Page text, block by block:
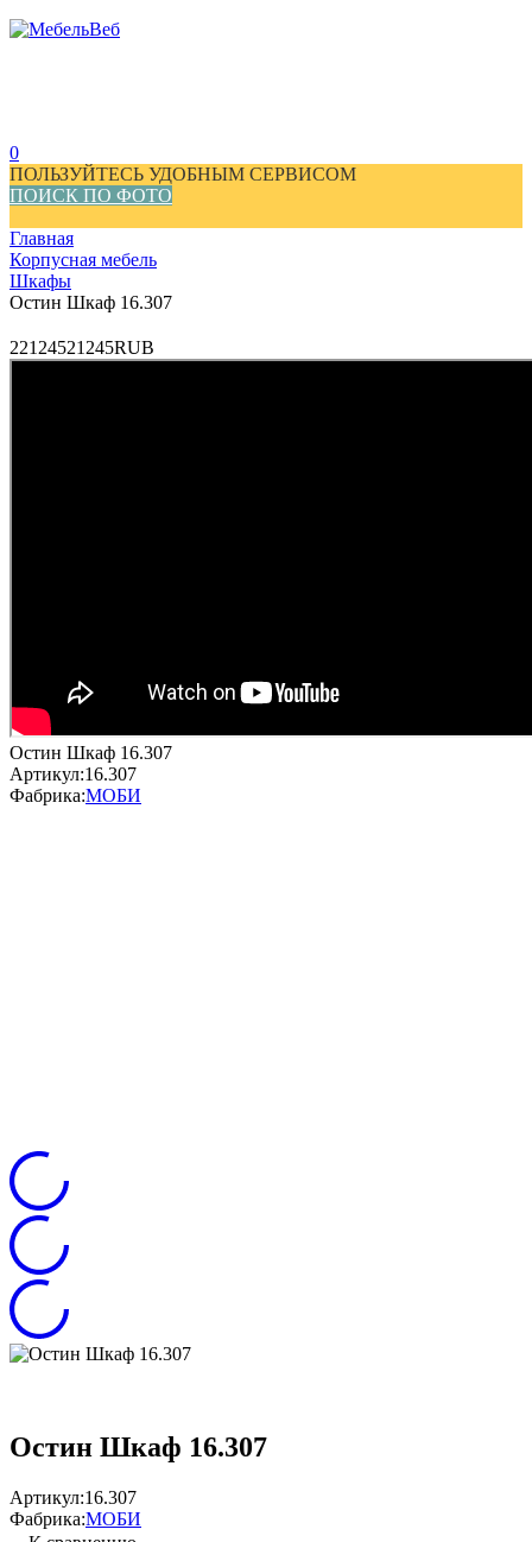
0
ПОЛЬЗУЙТЕСЬ УДОБНЫМ СЕРВИСОМ
ПОИСК ПО ФОТО
Главная
Корпусная мебель
Шкафы
Остин Шкаф 16.307
22124521245RUB
Остин Шкаф 16.307
Артикул:16.307
Фабрика:МОБИ
Остин Шкаф 16.307
Артикул:16.307
Фабрика:МОБИ